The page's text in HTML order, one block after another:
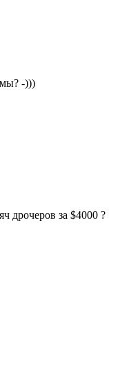
-)))
дрочеров за $4000 ?